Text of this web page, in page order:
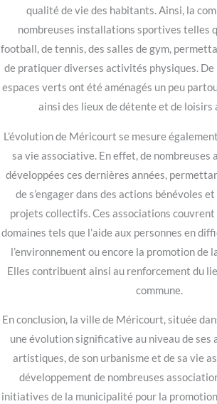
qualité de vie des habitants. Ainsi, la
nombreuses installations sportives telles
football, de tennis, des salles de gym,
de pratiquer diverses activités physiques. De
espaces verts ont été aménagés un peu
ainsi des lieux de détente et de loisirs
L’évolution de Méricourt se mesure
sa vie associative. En effet, de nombreuses
développées ces dernières années,
de s’engager dans des actions bénévoles
projets collectifs. Ces associations
domaines tels que l’aide aux personnes en
l’environnement ou encore la promotion de
Elles contribuent ainsi au renforcement du
commune.
En conclusion, la ville de Méricourt, située
une évolution significative au niveau de
artistiques, de son urbanisme et de sa vie
développement de nombreuses
initiatives de la municipalité pour la